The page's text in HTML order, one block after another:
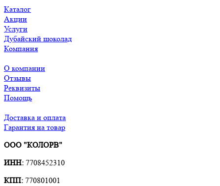
Каталог
Акции
Услуги
Дубайский шоколад
Компания
О компании
Отзывы
Реквизиты
Помощь
Доставка и оплата
Гарантия на товар
ООО "КОЛОРВ"
ИНН: 7708452310
КПП: 770801001